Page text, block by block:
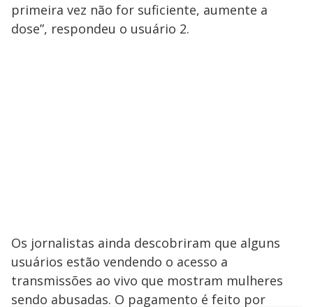
primeira vez não for suficiente, aumente a
dose”, respondeu o usuário 2.
Os jornalistas ainda descobriram que alguns
usuários estão vendendo o acesso a
transmissões ao vivo que mostram mulheres
sendo abusadas. O pagamento é feito por